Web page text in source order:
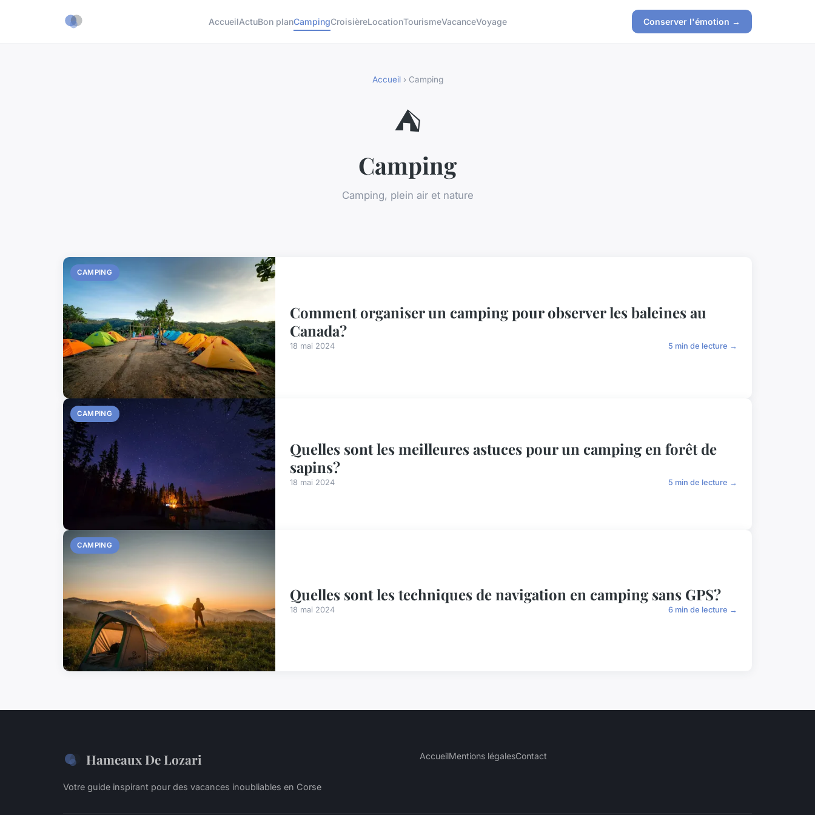
AccueilActuBon planCampingCroisièreLocationTourismeVacanceVoyage Conserver l'émotion →
Accueil› Camping
⛺
Camping
Camping, plein air et nature
CAMPING
Comment organiser un camping pour observer les baleines au
Canada?
18 mai 2024 5 min de lecture →
CAMPING
Quelles sont les meilleures astuces pour un camping en forêt de
sapins?
18 mai 2024 5 min de lecture →
CAMPING
Quelles sont les techniques de navigation en camping sans GPS?
18 mai 2024 6 min de lecture →
Hameaux De Lozari
Votre guide inspirant pour des vacances inoubliables en Corse
AccueilMentions légalesContact